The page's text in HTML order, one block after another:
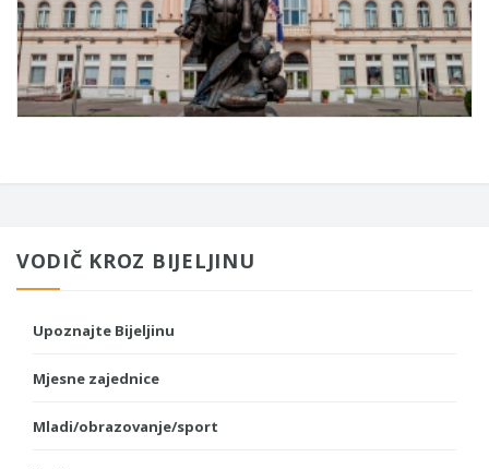
VODIČ KROZ BIJELJINU
Upoznajte Bijeljinu
Mjesne zajednice
Mladi/obrazovanje/sport